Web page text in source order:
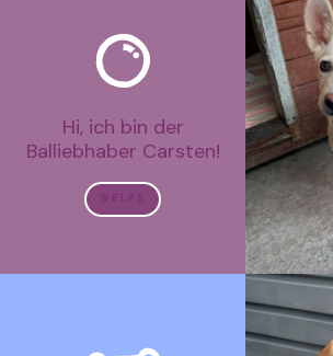
Hi, ich bin der
Balliebhaber Carsten!